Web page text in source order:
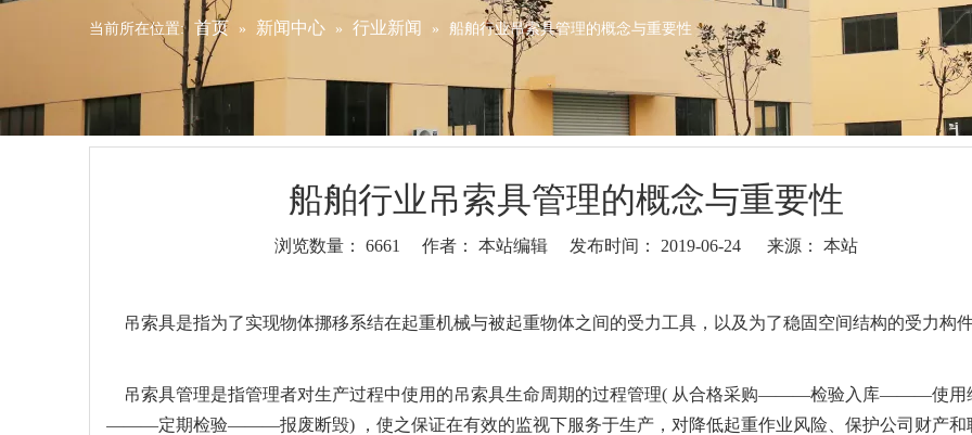
当前所在位置: 首页 » 新闻中心 » 行业新闻 » 船舶行业吊索具管理的概念与重要性
船舶行业吊索具管理的概念与重要性
浏览数量： 6661 作者： 本站编辑 发布时间： 2019-06-24 来源： 本站
吊索具是指为了实现物体挪移系结在起重机械与被起重物体之间的受力工具，以及为了稳固空间结构的受力构
吊索具管理是指管理者对生产过程中使用的吊索具生命周期的过程管理( 从合格采购———检验入库———使用
———定期检验———报废断毁) ，使之保证在有效的监视下服务于生产，对降低起重作业风险、保护公司财产和